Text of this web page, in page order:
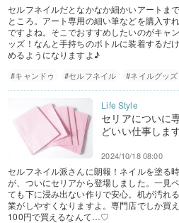
セルフネイルだとなかなか細かいアートま
ところ。アート専用の細い筆などを購入す
ですよね。そこでおすすめしたいのがキャ
ッズ！なんと手持ちのボトルに装着するだ
めるようになりますよ♪
#キャンドゥ #セルフネイル #ネイルグッズ
セリアについに
どいい仕事しま
2024/10/18 08:00
セルフネイル派さんに朗報！ネイルを塗る
が、ついにセリアから登場しました。一見
ても下に浸み出ない作りで安心。机が汚れ
業がしやすくなりますよ。専門店でしか買
100円で買えるなんて…♡